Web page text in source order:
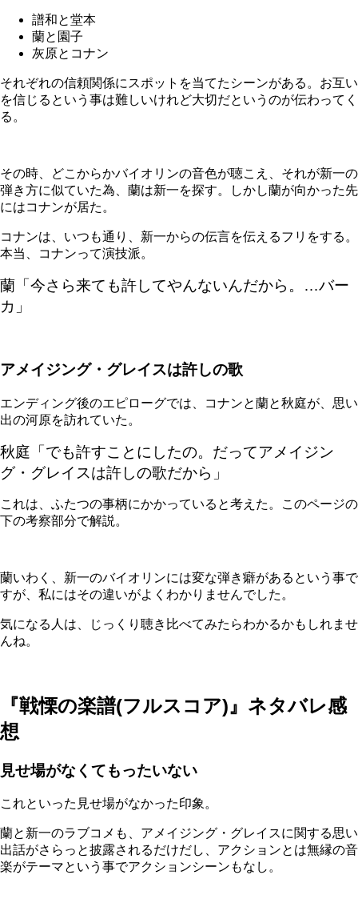
譜和と堂本
蘭と園子
灰原とコナン
それぞれの信頼関係にスポットを当てたシーンがある。お互い
を信じるという事は難しいけれど大切だというのが伝わってく
る。
その時、どこからかバイオリンの音色が聴こえ、それが新一の
弾き方に似ていた為、蘭は新一を探す。しかし蘭が向かった先
にはコナンが居た。
コナンは、いつも通り、新一からの伝言を伝えるフリをする。
本当、コナンって演技派。
蘭「 今さら来ても許してやんないんだから。…バー
カ 」
アメイジング・グレイスは許しの歌
エンディング後のエピローグでは、コナンと蘭と秋庭が、思い
出の河原を訪れていた。
秋庭「でも許すことにしたの。だってアメイジン
グ・グレイスは許しの歌だから 」
これは、ふたつの事柄にかかっていると考えた。このページの
下の考察部分で解説。
蘭いわく、新一のバイオリンには変な弾き癖があるという事で
すが、私にはその違いがよくわかりませんでした。
気になる人は、じっくり聴き比べてみたらわかるかもしれませ
んね。
『戦慄の楽譜(フルスコア)』ネタバレ感
想
見せ場がなくてもったいない
これといった見せ場がなかった印象。
蘭と新一のラブコメも、アメイジング・グレイスに関する思い
出話がさらっと披露されるだけだし、アクションとは無縁の音
楽がテーマという事でアクションシーンもなし。